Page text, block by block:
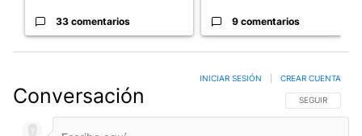
33 comentarios 9 comentarios
Conversación SIGA ESTA
SEGUIR
INICIAR SESIÓN CREAR CUENTA